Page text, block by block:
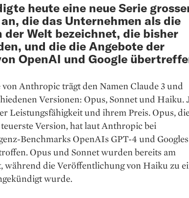
heute eine neue Serie
die das Unternehmen als die
Welt bezeichnet, die bisher
und die die Angebote der
OpenAI und Google
Anthropic trägt den Namen Claude 3 und
Versionen: Opus, Sonnet und Haiku.
Leistungsfähigkeit und ihrem Preis. Opus,
Version, hat laut Anthropic bei
Benchmarks OpenAIs GPT-4 und Googles
Opus und Sonnet wurden bereits am
während die Veröffentlichung von Haiku zu
wurde.